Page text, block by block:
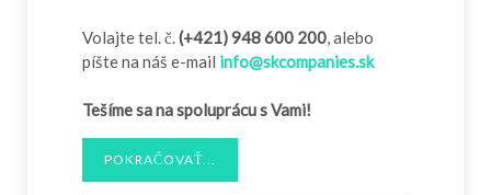
Volajte tel. č. (+421) 948 600 200 , alebo
píšte na náš e-mail info@skcompanies.sk
Tešíme sa na spoluprácu s Vami!
POKRAČOVAŤ...